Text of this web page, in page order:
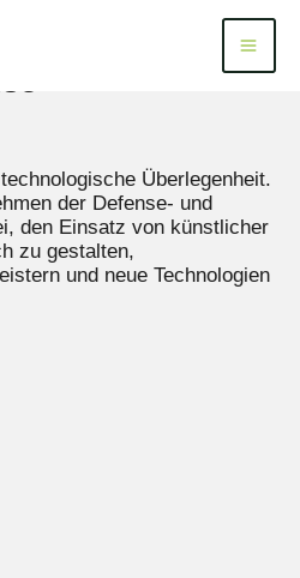
Überlegenheit.
der Defense- und
den Einsatz von künstlicher
zu gestalten,
und neue Technologien